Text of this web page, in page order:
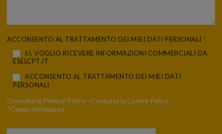
ACCONSENTO AL TRATTAMENTO DEI MIEI DATI PERSONALI *
SI, VOGLIO RICEVERE INFORMAZIONI COMMERCIALI DA
ESELCPT.IT
ACCONSENTO AL TRATTAMENTO DEI MIEI DATI
PERSONALI
Consulta la Privacy Policy - Consulta laCookie Policy
*Campi obbligatori